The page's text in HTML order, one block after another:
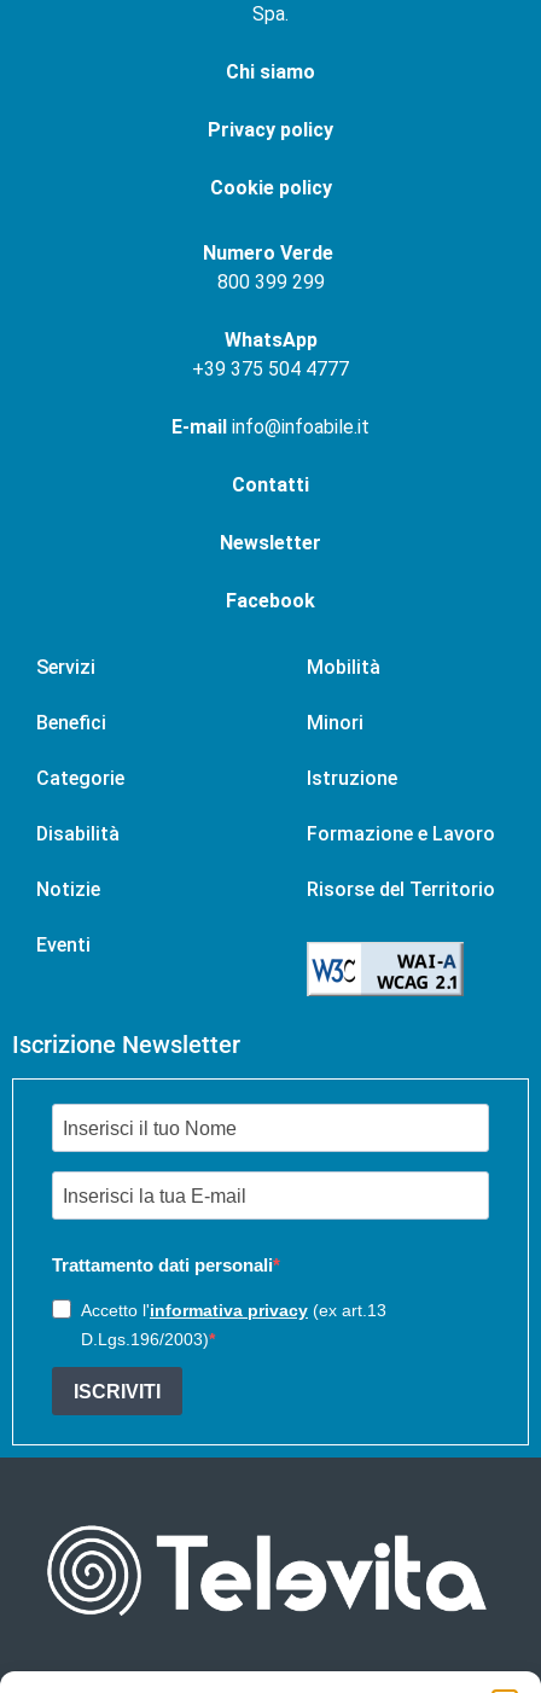
Spa.
Chi siamo
Privacy policy
Cookie policy
Numero Verde
800 399 299
WhatsApp
+39 375 504 4777
E-mail info@infoabile.it
Contatti
Newsletter
Facebook
Servizi
Benefici
Categorie
Disabilità
Notizie
Eventi
Mobilità
Minori
Istruzione
Formazione e Lavoro
Risorse del Territorio
Iscrizione Newsletter
Trattamento dati personali
Accetto l'informativa privacy (ex art.13
D.Lgs.196/2003)
ISCRIVITI